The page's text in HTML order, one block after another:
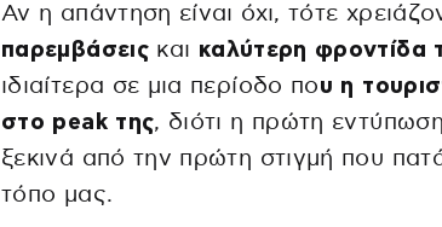
Αν η απάντηση είναι όχι, τότε
παρεμβάσειςκαι καλύτερη
ιδιαίτερα σε μια περίοδο που η
στο peak της, διότι η πρώτη
ξεκινά από την πρώτη στιγμή που
τόπο μας.